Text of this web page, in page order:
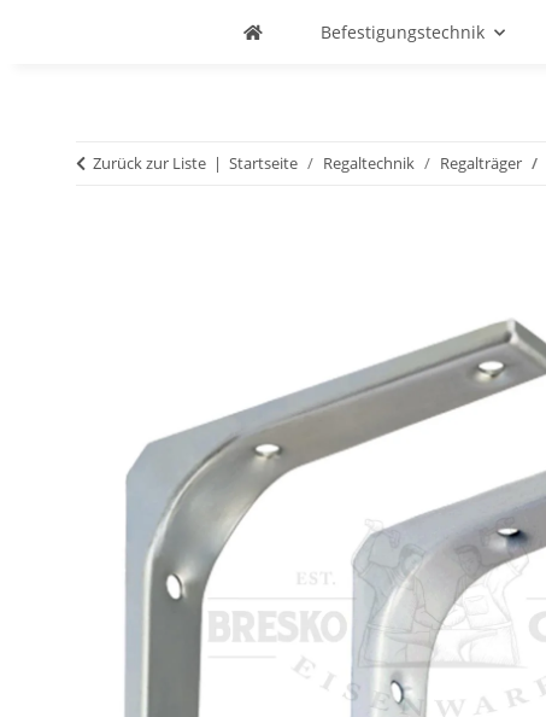
Befestigungstechnik
Zurück zur Liste Startseite Regaltechnik Regalträger